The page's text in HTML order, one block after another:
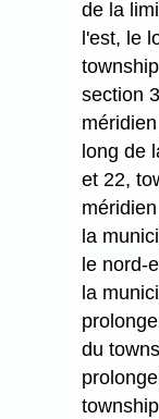
de la
l'est, le
section
long de
et 22,
la
le nord-
la
du